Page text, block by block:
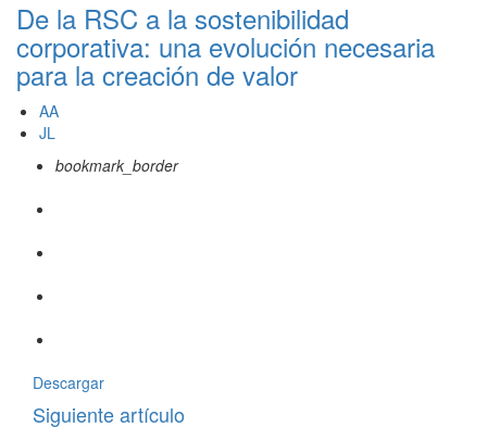
De la RSC a la sostenibilidad
corporativa: una evolución necesaria
para la creación de valor
AA
JL
bookmark_border
Descargar
Siguiente artículo